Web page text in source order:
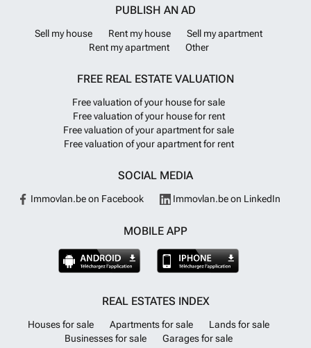
place 200m2, 1 pergola in front of the house 55m2, 1 pergola in the
barbecue place 50m2, ID 515
Want to know more?
PUBLISH AN AD
Sell my house Rent my house
Sell my apartment
Rent my apartment
Other
FREE REAL ESTATE VALUATION
Free valuation of your house for sale
Free valuation of your house for rent
Free valuation of your apartment for sale
Free valuation of your apartment for rent
SOCIAL MEDIA
Immovlan.be on Facebook Immovlan.be on LinkedIn
MOBILE APP
REAL ESTATES INDEX
Houses for sale Apartments for sale
Lands for sale
Businesses for sale
Garages for sale